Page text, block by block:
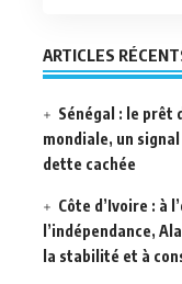
ARTICLES
Sénégal : le prêt
mondiale, un
dette cachée
Côte d’Ivoire : à
l’indépendance,
la stabilité et à